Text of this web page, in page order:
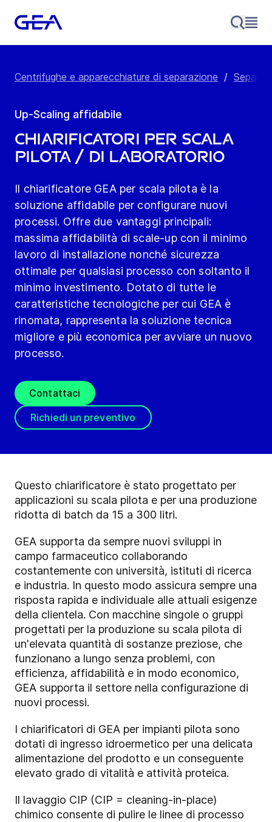
Centrifughe e apparecchiature di separazione /
Up-Scaling affidabile
Chiarificatori per scala
pilota / di laboratorio
Il chiarificatore GEA per scala pilota è la
soluzione affidabile per configurare nuovi
processi. Offre due vantaggi principali:
massima affidabilità di scale-up con il minimo
lavoro di installazione nonché sicurezza
ottimale per qualsiasi processo con soltanto il
minimo investimento. Dotato di tutte le
caratteristiche tecnologiche per cui GEA è
rinomata, rappresenta la soluzione tecnica
migliore e più economica per avviare un nuovo
processo.
Contattaci
Richiedi un preventivo
Questo chiarificatore è stato progettato per
applicazioni su scala pilota e per una produzione
ridotta di batch da 15 a 300 litri.
GEA supporta da sempre nuovi sviluppi in
campo farmaceutico collaborando
costantemente con università, istituti di ricerca
e industria. In questo modo assicura sempre una
risposta rapida e individuale alle attuali esigenze
della clientela. Con macchine singole o gruppi
progettati per la produzione su scala pilota di
un'elevata quantità di sostanze preziose, che
funzionano a lungo senza problemi, con
efficienza, affidabilità e in modo economico,
GEA supporta il settore nella configurazione di
nuovi processi.
I chiarificatori di GEA per impianti pilota sono
dotati di ingresso idroermetico per una delicata
alimentazione del prodotto e un conseguente
elevato grado di vitalità e attività proteica.
Il lavaggio CIP (CIP = cleaning-in-place)
chimico consente di pulire le linee di processo